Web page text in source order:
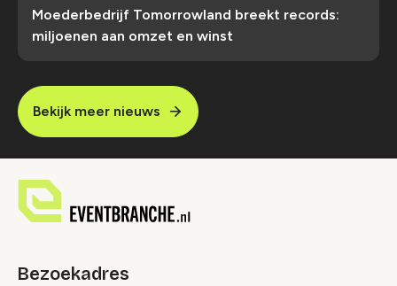
Moederbedrijf Tomorrowland breekt records:
miljoenen aan omzet en winst
Bekijk meer nieuws
Bezoekadres